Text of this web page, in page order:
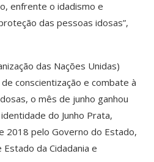
enfrente o idadismo e
das pessoas idosas”,
das Nações Unidas)
conscientização e combate à
o mês de junho ganhou
do Junho Prata,
2018 pelo Governo do Estado,
da Cidadania e